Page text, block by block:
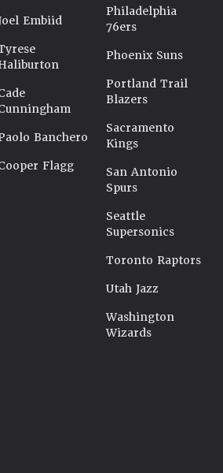
Embiid
Banchero
Flagg
Philadelphia
76ers
Phoenix Suns
Portland Trail
Blazers
Sacramento
Kings
San Antonio
Spurs
Seattle
Supersonics
Toronto Raptors
Utah Jazz
Washington
Wizards